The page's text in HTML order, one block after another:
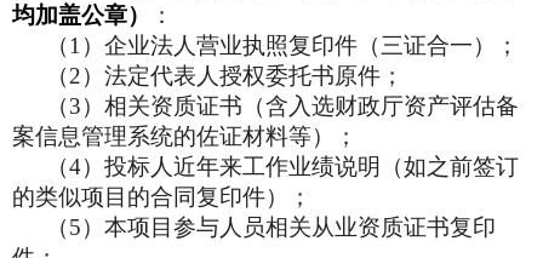
均加盖公章）
：
（1）企业法人营业执照复印件（三证合一）；
（2）法定代表人授权委托书原件；
（3）相关资质证书（含入选财政厅资产评估备
案信息管理系统的佐证材料等）；
（4）投标人近年来工作业绩说明（如之前签订
的类似项目的合同复印件）；
（5）本项目参与人员相关从业资质证书复印